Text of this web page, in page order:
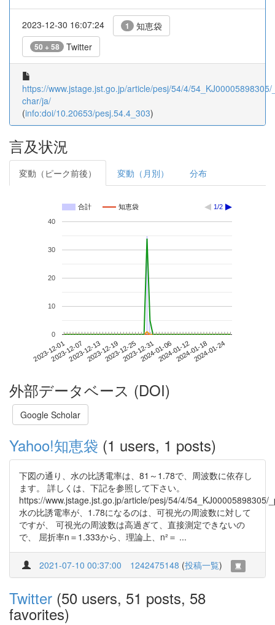
2023-12-30 16:07:24 1 知恵袋
50 + 58 Twitter
https://www.jstage.jst.go.jp/article/pesj/54/4/54_KJ00005898305/
char/ja/
(info:doi/10.20653/pesj.54.4_303)
言及状況
変動（ピーク前後） 変動（月別） 分布
合計 知恵袋 1/2
2023-12-012023-12-072023-12-132023-12-192023-12-252023-12-312024-01-062024-01-122024-01-182024-01-24
0
10
20
30
40
外部データベース (DOI)
Google Scholar
Yahoo!知恵袋 (1 users, 1 posts)
下図の通り、水の比誘電率は、81～1.78で、周波数に依存し
ます。 詳しくは、下記を参照して下さい。
https://www.jstage.jst.go.jp/article/pesj/54/4/54_KJ00005898305/
水の比誘電率が、1.78になるのは、可視光の周波数に対して
ですが、 可視光の周波数は高過ぎて、直接測定できないの
で、 屈折率n＝1.333から、理論上、n²＝ ...
2021-07-10 00:37:00 1242475148 (投稿一覧)
Twitter (50 users, 51 posts, 58
favorites)